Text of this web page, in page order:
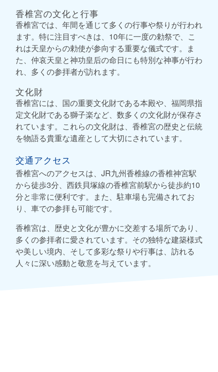
香椎宮の文化と行事
香椎宮では、年間を通じて多くの行事や祭りが行われ
ます。特に注目すべきは、10年に一度の勅祭で、こ
れは天皇からの勅使が参向する重要な儀式です。ま
た、仲哀天皇と神功皇后の命日にも特別な神事が行わ
れ、多くの参拝者が訪れます。
文化財
香椎宮には、国の重要文化財である本殿や、福岡県指
定文化財である獅子楽など、数多くの文化財が保存さ
れています。これらの文化財は、香椎宮の歴史と伝統
を物語る貴重な遺産として大切にされています。
交通アクセス
香椎宮へのアクセスは、JR九州香椎線の香椎神宮駅
から徒歩3分、西鉄貝塚線の香椎宮前駅から徒歩約10
分と非常に便利です。また、駐車場も完備されてお
り、車での参拝も可能です。
香椎宮は、歴史と文化が豊かに交差する場所であり、
多くの参拝者に愛されています。その独特な建築様式
や美しい境内、そして多彩な祭りや行事は、訪れる
人々に深い感動と敬意を与えています。